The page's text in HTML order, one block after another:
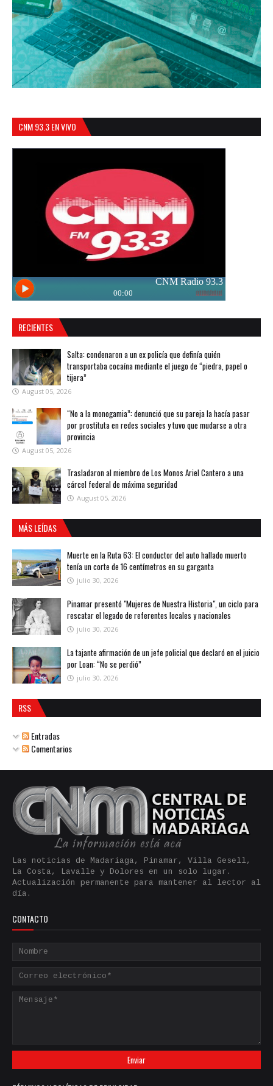
CNM 93.3 EN VIVO
RECIENTES
Salta: condenaron a un ex policía que definía quién
transportaba cocaína mediante el juego de “piedra, papel o
tijera”
August 05, 2026
“No a la monogamia”: denunció que su pareja la hacía pasar
por prostituta en redes sociales y tuvo que mudarse a otra
provincia
August 05, 2026
Trasladaron al miembro de Los Monos Ariel Cantero a una
cárcel federal de máxima seguridad
August 05, 2026
MÁS LEÍDAS
Muerte en la Ruta 63: El conductor del auto hallado muerto
tenía un corte de 16 centímetros en su garganta
julio 30, 2026
Pinamar presentó "Mujeres de Nuestra Historia", un ciclo para
rescatar el legado de referentes locales y nacionales
julio 30, 2026
La tajante afirmación de un jefe policial que declaró en el juicio
por Loan: “No se perdió”
julio 30, 2026
RSS
Entradas
Comentarios
Las noticias de Madariaga, Pinamar, Villa Gesell,
La Costa, Lavalle y Dolores en un solo lugar.
Actualización permanente para mantener al lector al
día.
CONTACTO